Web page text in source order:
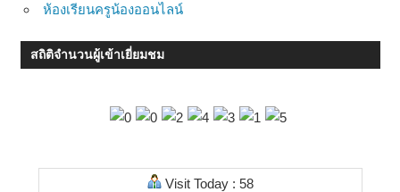
ห้องเรียนครูน้องออนไลน์
สถิติจำนวนผู้เข้าเยี่ยมชม
Visit Today : 58